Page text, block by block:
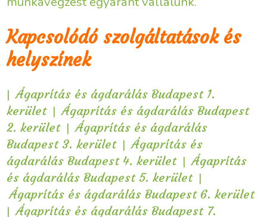
Kapcsolódó szolgáltatások és
helyszínek
| Ágaprítás és ágdarálás Budapest 1.
kerület | Ágaprítás és ágdarálás Budapest
2. kerület | Ágaprítás és ágdarálás
Budapest 3. kerület | Ágaprítás és
ágdarálás Budapest 4. kerület | Ágaprítás
és ágdarálás Budapest 5. kerület |
Ágaprítás és ágdarálás Budapest 6. kerület
| Ágaprítás és ágdarálás Budapest 7.